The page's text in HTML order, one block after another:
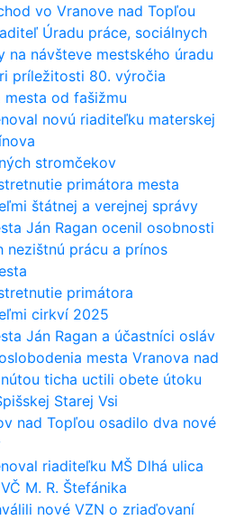
vo Vranove nad Topľou
Úradu práce, sociálnych
na návšteve mestského úradu
príležitosti 80. výročia
od fašižmu
novú riaditeľku materskej
stromčekov
primátora mesta
štátnej a verejnej správy
Ján Ragan ocenil osobnosti
nezištnú prácu a prínos
primátora
cirkví 2025
Ján Ragan a účastníci osláv
mesta Vranova nad
ticha uctili obete útoku
Starej Vsi
nad Topľou osadilo dva nové
riaditeľku MŠ Dlhá ulica
M. R. Štefánika
nové VZN o zriaďovaní